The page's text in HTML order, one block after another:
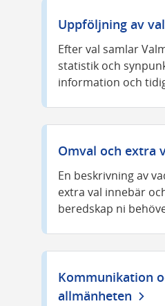
Uppföljning av
Efter val samlar
statistik och
information och
Omval och extra
En beskrivning av
extra val innebär
beredskap ni
Kommunikation
allmänheten